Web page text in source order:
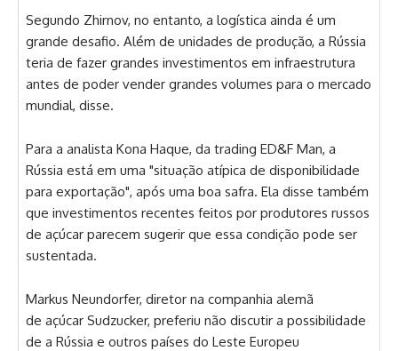
Segundo Zhirnov, no entanto, a logística ainda é um
grande desafio. Além de unidades de produção, a Rússia
teria de fazer grandes investimentos em infraestrutura
antes de poder vender grandes volumes para o mercado
mundial, disse.
Para a analista Kona Haque, da trading ED&F Man, a
Rússia está em uma "situação atípica de disponibilidade
para exportação", após uma boa safra. Ela disse também
que investimentos recentes feitos por produtores russos
de açúcar parecem sugerir que essa condição pode ser
sustentada.
Markus Neundorfer, diretor na companhia alemã
de açúcar Sudzucker, preferiu não discutir a possibilidade
de a Rússia e outros países do Leste Europeu